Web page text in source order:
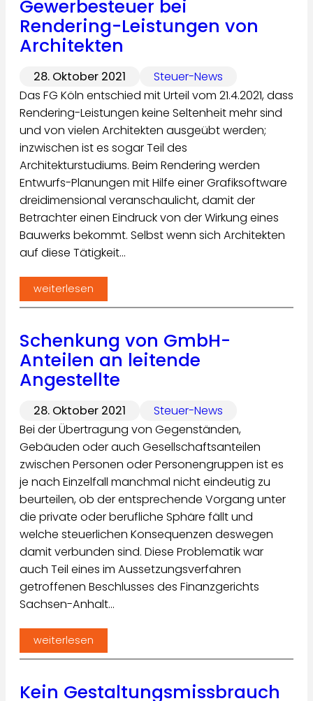
Gewerbesteuer bei
Rendering-Leistungen von
Architekten
28. Oktober 2021
Steuer-News
Das FG Köln entschied mit Urteil vom 21.4.2021, dass
Rendering-Leistungen keine Seltenheit mehr sind
und von vielen Architekten ausgeübt werden;
inzwischen ist es sogar Teil des
Architekturstudiums. Beim Rendering werden
Entwurfs-Planungen mit Hilfe einer Grafiksoftware
dreidimensional veranschaulicht, damit der
Betrachter einen Eindruck von der Wirkung eines
Bauwerks bekommt. Selbst wenn sich Architekten
auf diese Tätigkeit…
weiterlesen
Schenkung von GmbH-
Anteilen an leitende
Angestellte
28. Oktober 2021
Steuer-News
Bei der Übertragung von Gegenständen,
Gebäuden oder auch Gesellschaftsanteilen
zwischen Personen oder Personengruppen ist es
je nach Einzelfall manchmal nicht eindeutig zu
beurteilen, ob der entsprechende Vorgang unter
die private oder berufliche Sphäre fällt und
welche steuerlichen Konsequenzen deswegen
damit verbunden sind. Diese Problematik war
auch Teil eines im Aussetzungsverfahren
getroffenen Beschlusses des Finanzgerichts
Sachsen-Anhalt…
weiterlesen
Kein Gestaltungsmissbrauch